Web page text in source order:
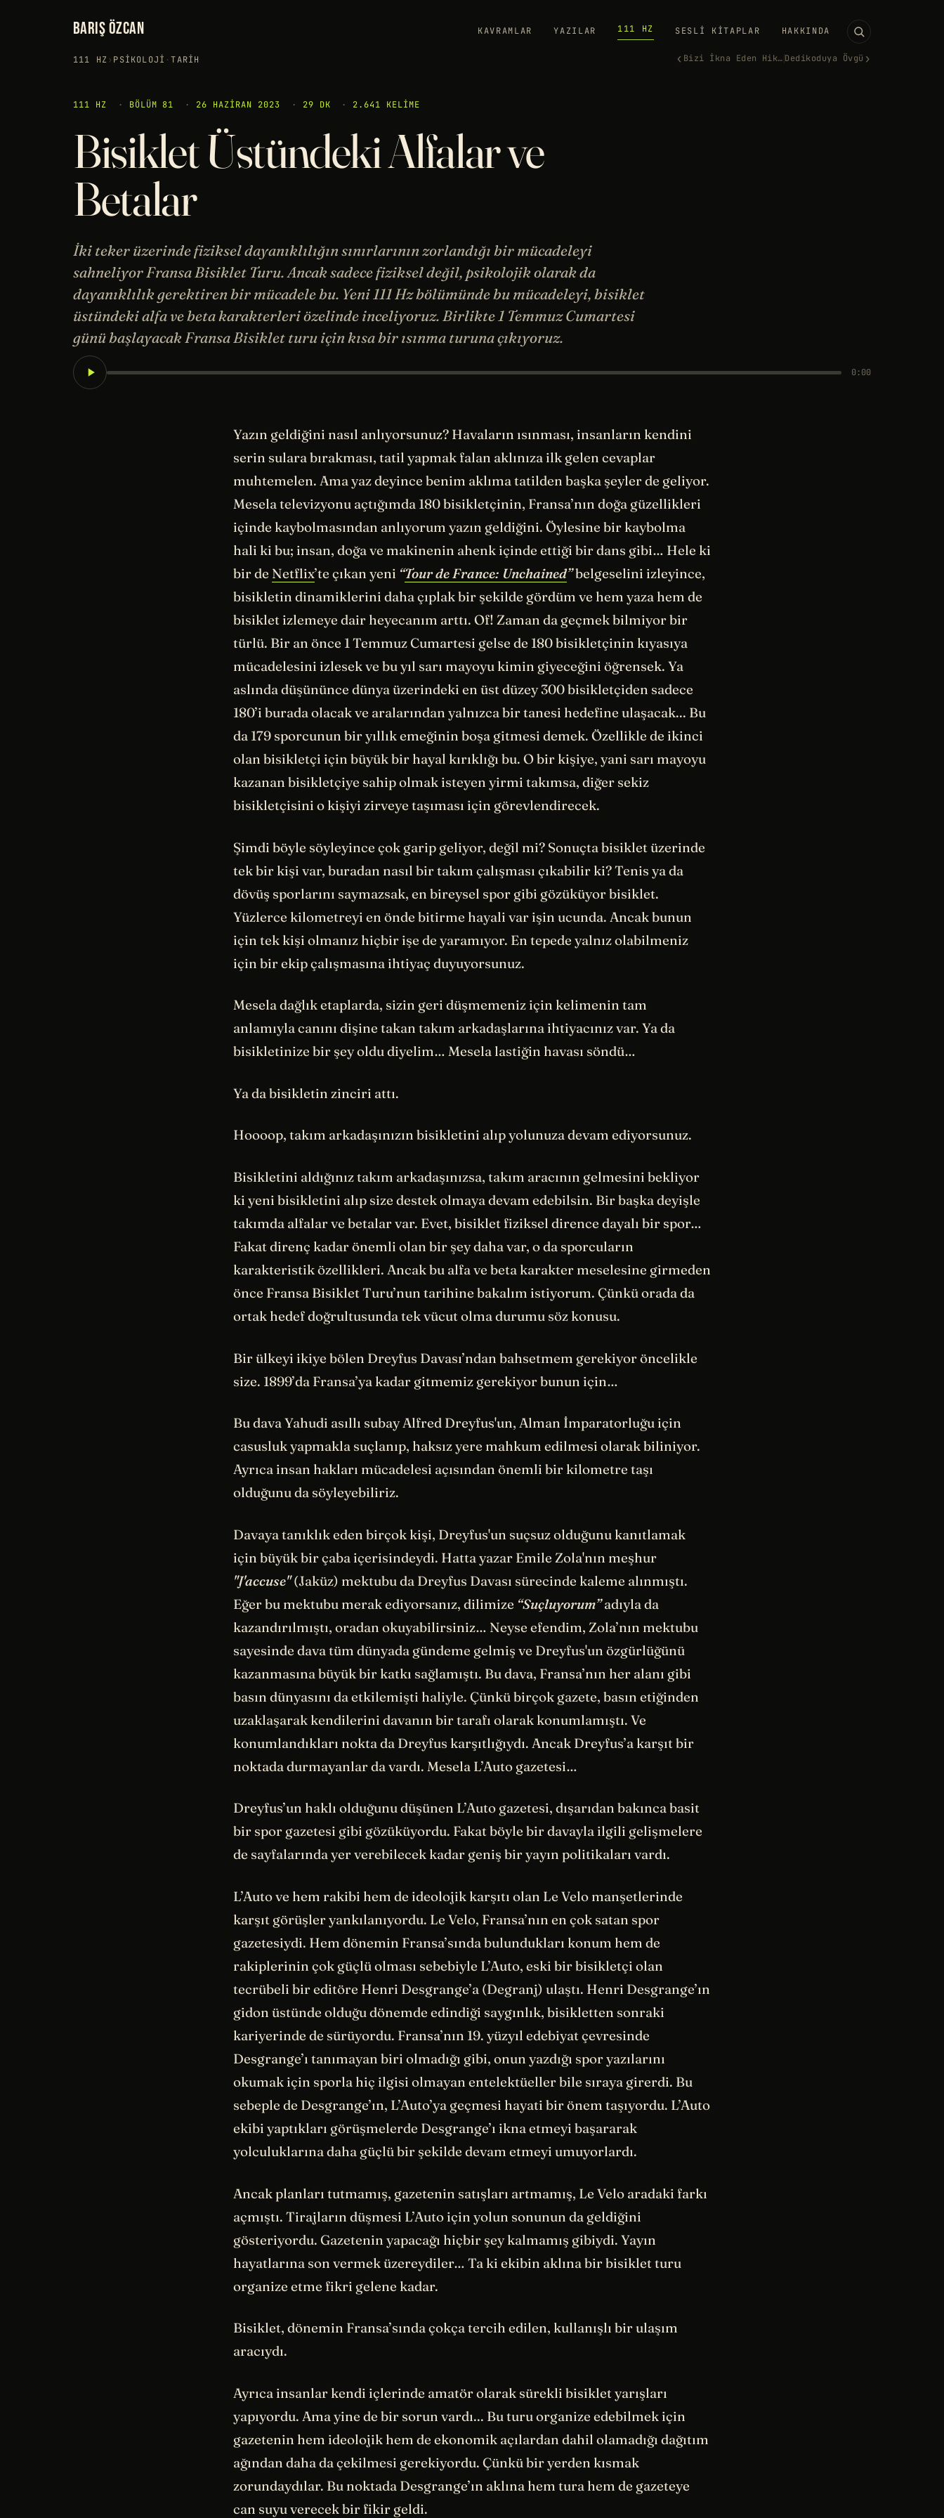
BARIŞ ÖZCAN KAVRAMLAR YAZILAR 111 HZ SESLI KITAPLAR HAKKINDA
111 HZ› PSIKOLOJI ·TARIH ‹ Bizi İkna Eden Hikayeler Dedikoduya Övgü ›
111 HZ · BÖLÜM 81 · 26 HAZIRAN 2023 · 29 DK · 2.641 KELIME
Bisiklet Üstündeki Alfalar ve
Betalar
İki teker üzerinde fiziksel dayanıklılığın sınırlarının zorlandığı bir mücadeleyi
sahneliyor Fransa Bisiklet Turu. Ancak sadece fiziksel değil, psikolojik olarak da
dayanıklılık gerektiren bir mücadele bu. Yeni 111 Hz bölümünde bu mücadeleyi, bisiklet
üstündeki alfa ve beta karakterleri özelinde inceliyoruz. Birlikte 1 Temmuz Cumartesi
günü başlayacak Fransa Bisiklet turu için kısa bir ısınma turuna çıkıyoruz.
0:00
Yazın geldiğini nasıl anlıyorsunuz? Havaların ısınması, insanların kendini
serin sulara bırakması, tatil yapmak falan aklınıza ilk gelen cevaplar
muhtemelen. Ama yaz deyince benim aklıma tatilden başka şeyler de geliyor.
Mesela televizyonu açtığımda 180 bisikletçinin, Fransa’nın doğa güzellikleri
içinde kaybolmasından anlıyorum yazın geldiğini. Öylesine bir kaybolma
hali ki bu; insan, doğa ve makinenin ahenk içinde ettiği bir dans gibi… Hele ki
bir de Netflix’te çıkan yeni “Tour de France: Unchained”belgeselini izleyince,
bisikletin dinamiklerini daha çıplak bir şekilde gördüm ve hem yaza hem de
bisiklet izlemeye dair heyecanım arttı. Of! Zaman da geçmek bilmiyor bir
türlü. Bir an önce 1 Temmuz Cumartesi gelse de 180 bisikletçinin kıyasıya
mücadelesini izlesek ve bu yıl sarı mayoyu kimin giyeceğini öğrensek. Ya
aslında düşününce dünya üzerindeki en üst düzey 300 bisikletçiden sadece
180’i burada olacak ve aralarından yalnızca bir tanesi hedefine ulaşacak... Bu
da 179 sporcunun bir yıllık emeğinin boşa gitmesi demek. Özellikle de ikinci
olan bisikletçi için büyük bir hayal kırıklığı bu. O bir kişiye, yani sarı mayoyu
kazanan bisikletçiye sahip olmak isteyen yirmi takımsa, diğer sekiz
bisikletçisini o kişiyi zirveye taşıması için görevlendirecek.
Şimdi böyle söyleyince çok garip geliyor, değil mi? Sonuçta bisiklet üzerinde
tek bir kişi var, buradan nasıl bir takım çalışması çıkabilir ki? Tenis ya da
dövüş sporlarını saymazsak, en bireysel spor gibi gözüküyor bisiklet.
Yüzlerce kilometreyi en önde bitirme hayali var işin ucunda. Ancak bunun
için tek kişi olmanız hiçbir işe de yaramıyor. En tepede yalnız olabilmeniz
için bir ekip çalışmasına ihtiyaç duyuyorsunuz.
Mesela dağlık etaplarda, sizin geri düşmemeniz için kelimenin tam
anlamıyla canını dişine takan takım arkadaşlarına ihtiyacınız var. Ya da
bisikletinize bir şey oldu diyelim… Mesela lastiğin havası söndü…
Ya da bisikletin zinciri attı.
Hoooop, takım arkadaşınızın bisikletini alıp yolunuza devam ediyorsunuz.
Bisikletini aldığınız takım arkadaşınızsa, takım aracının gelmesini bekliyor
ki yeni bisikletini alıp size destek olmaya devam edebilsin. Bir başka deyişle
takımda alfalar ve betalar var. Evet, bisiklet fiziksel dirence dayalı bir spor…
Fakat direnç kadar önemli olan bir şey daha var, o da sporcuların
karakteristik özellikleri. Ancak bu alfa ve beta karakter meselesine girmeden
önce Fransa Bisiklet Turu’nun tarihine bakalım istiyorum. Çünkü orada da
ortak hedef doğrultusunda tek vücut olma durumu söz konusu.
Bir ülkeyi ikiye bölen Dreyfus Davası’ndan bahsetmem gerekiyor öncelikle
size. 1899’da Fransa’ya kadar gitmemiz gerekiyor bunun için…
Bu dava Yahudi asıllı subay Alfred Dreyfus'un, Alman İmparatorluğu için
casusluk yapmakla suçlanıp, haksız yere mahkum edilmesi olarak biliniyor.
Ayrıca insan hakları mücadelesi açısından önemli bir kilometre taşı
olduğunu da söyleyebiliriz.
Davaya tanıklık eden birçok kişi, Dreyfus'un suçsuz olduğunu kanıtlamak
için büyük bir çaba içerisindeydi. Hatta yazar Emile Zola'nın meşhur
"J'accuse"(Jaküz) mektubu da Dreyfus Davası sürecinde kaleme alınmıştı.
Eğer bu mektubu merak ediyorsanız, dilimize “Suçluyorum”adıyla da
kazandırılmıştı, oradan okuyabilirsiniz… Neyse efendim, Zola’nın mektubu
sayesinde dava tüm dünyada gündeme gelmiş ve Dreyfus'un özgürlüğünü
kazanmasına büyük bir katkı sağlamıştı. Bu dava, Fransa’nın her alanı gibi
basın dünyasını da etkilemişti haliyle. Çünkü birçok gazete, basın etiğinden
uzaklaşarak kendilerini davanın bir tarafı olarak konumlamıştı. Ve
konumlandıkları nokta da Dreyfus karşıtlığıydı. Ancak Dreyfus’a karşıt bir
noktada durmayanlar da vardı. Mesela L’Auto gazetesi…
Dreyfus’un haklı olduğunu düşünen L’Auto gazetesi, dışarıdan bakınca basit
bir spor gazetesi gibi gözüküyordu. Fakat böyle bir davayla ilgili gelişmelere
de sayfalarında yer verebilecek kadar geniş bir yayın politikaları vardı.
L’Auto ve hem rakibi hem de ideolojik karşıtı olan Le Velo manşetlerinde
karşıt görüşler yankılanıyordu. Le Velo, Fransa’nın en çok satan spor
gazetesiydi. Hem dönemin Fransa’sında bulundukları konum hem de
rakiplerinin çok güçlü olması sebebiyle L’Auto, eski bir bisikletçi olan
tecrübeli bir editöre Henri Desgrange’a (Degranj) ulaştı. Henri Desgrange’ın
gidon üstünde olduğu dönemde edindiği saygınlık, bisikletten sonraki
kariyerinde de sürüyordu. Fransa’nın 19. yüzyıl edebiyat çevresinde
Desgrange’ı tanımayan biri olmadığı gibi, onun yazdığı spor yazılarını
okumak için sporla hiç ilgisi olmayan entelektüeller bile sıraya girerdi. Bu
sebeple de Desgrange’ın, L’Auto’ya geçmesi hayati bir önem taşıyordu. L’Auto
ekibi yaptıkları görüşmelerde Desgrange’ı ikna etmeyi başararak
yolculuklarına daha güçlü bir şekilde devam etmeyi umuyorlardı.
Ancak planları tutmamış, gazetenin satışları artmamış, Le Velo aradaki farkı
açmıştı. Tirajların düşmesi L’Auto için yolun sonunun da geldiğini
gösteriyordu. Gazetenin yapacağı hiçbir şey kalmamış gibiydi. Yayın
hayatlarına son vermek üzereydiler… Ta ki ekibin aklına bir bisiklet turu
organize etme fikri gelene kadar.
Bisiklet, dönemin Fransa’sında çokça tercih edilen, kullanışlı bir ulaşım
aracıydı.
Ayrıca insanlar kendi içlerinde amatör olarak sürekli bisiklet yarışları
yapıyordu. Ama yine de bir sorun vardı... Bu turu organize edebilmek için
gazetenin hem ideolojik hem de ekonomik açılardan dahil olamadığı dağıtım
ağından daha da çekilmesi gerekiyordu. Çünkü bir yerden kısmak
zorundaydılar. Bu noktada Desgrange’ın aklına hem tura hem de gazeteye
can suyu verecek bir fikir geldi.